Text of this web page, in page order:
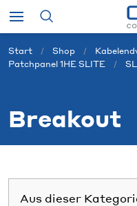
Start Shop
Patchpanel 1HE SLITE
Breakout
Aus dieser